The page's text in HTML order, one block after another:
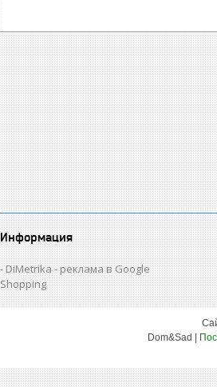
Информация
DiMetrika - реклама в Google
Shopping